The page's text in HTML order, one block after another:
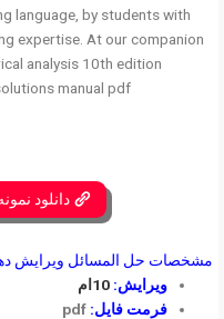
language, by students with
expertise. At our companion
analysis 10th edition
manual pdf .
دانلود
مشخصات حل المسائل ویرایش
ویرایش:10ام
فرمت فایل: pdf